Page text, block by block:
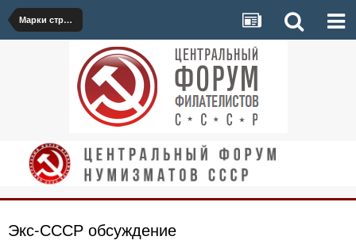
Марки стран бывшего СССР, а также россика-советика
Экс-СССР обсуждение